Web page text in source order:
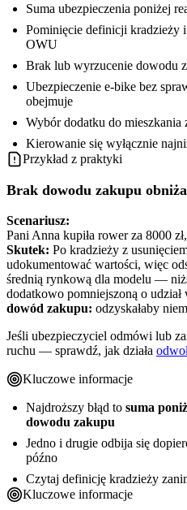
Suma ubezpieczenia poniżej
Pominięcie definicji kradzieży
OWU
Brak lub wyrzucenie dowodu
Ubezpieczenie e-bike bez
obejmuje
Wybór dodatku do
Kierowanie się wyłącznie
Przykład z praktyki
Brak dowodu zakupu
Scenariusz:
Pani Anna kupiła rower za 8000
Skutek: Po kradzieży z
udokumentować wartości, więc
średnią rynkową dla modelu —
dodatkowo pomniejszoną o udział
dowód zakupu: odzyskałaby
Jeśli ubezpieczyciel odmówi lub
ruchu — sprawdź, jak działa
Kluczowe informacje
Najdroższy błąd to suma
dowodu zakupu
Jedno i drugie odbija się
późno
Czytaj definicję kradzieży
Kluczowe informacje